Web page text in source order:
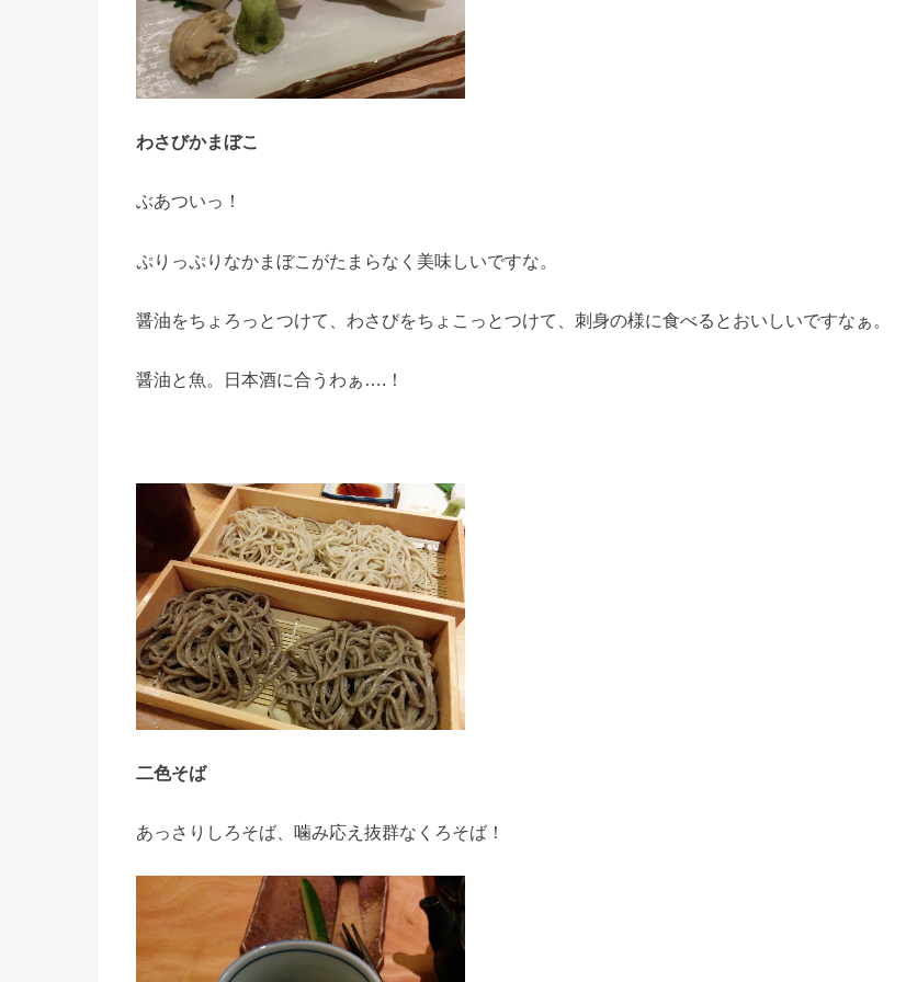
わさびかまぼこ
ぶあついっ！
ぷりっぷりなかまぼこがたまらなく美味しいですな。
醤油をちょろっとつけて、わさびをちょこっとつけて、刺身の様に食べるとおいしいですなぁ。
醤油と魚。日本酒に合うわぁ….！
二色そば
あっさりしろそば、噛み応え抜群なくろそば！